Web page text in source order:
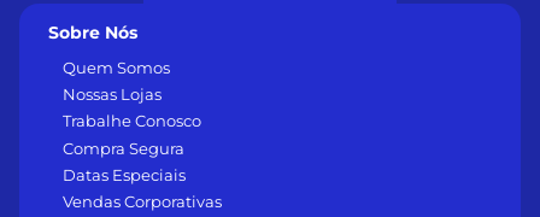
Sobre Nós
Quem Somos
Nossas Lojas
Trabalhe Conosco
Compra Segura
Datas Especiais
Vendas Corporativas